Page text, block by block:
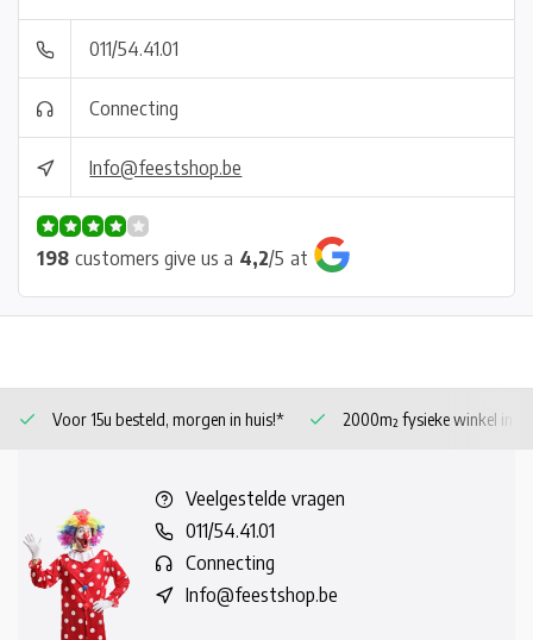
011/54.41.01
Connecting
Info@feestshop.be
198 customers give us a 4,2/5 at
Voor 15u besteld, morgen in huis!* 2000m² fysieke winkel in
Veelgestelde vragen
011/54.41.01
Connecting
Info@feestshop.be